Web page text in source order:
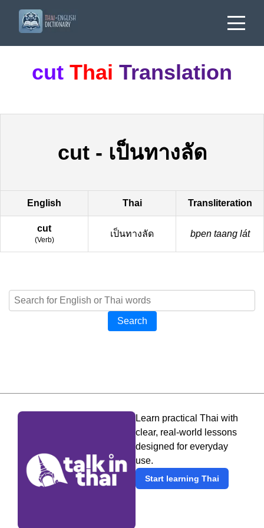
cut Thai Translation
cut- เป็นทางลัด
English Thai Transliteration
cut
(Verb)
เป็นทางลัด bpen taang lát
Search
Learn practical Thai with
clear, real-world lessons
designed for everyday
use.
Start learning Thai